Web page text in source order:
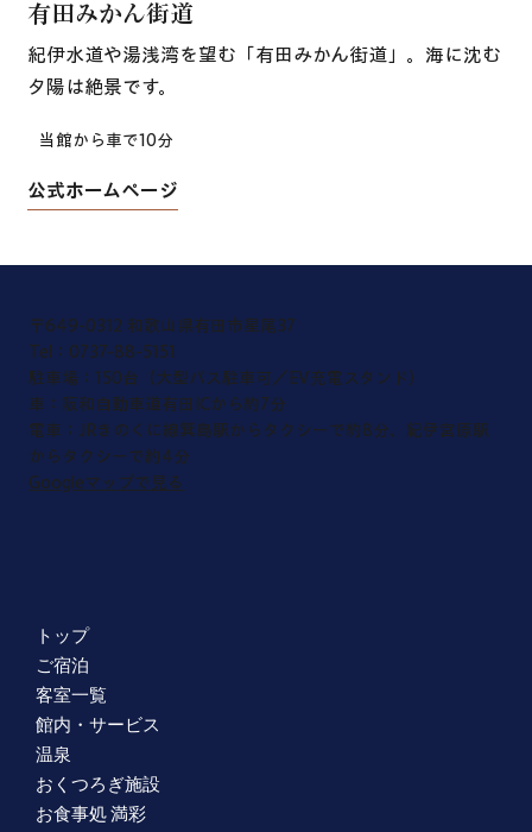
​有田みかん街道
紀伊水道や湯浅湾を望む「有田みかん街道」。海に沈む
夕陽は絶景です。
当館から車で10分
公式ホームページ
〒649-0312 和歌山県有田市星尾37
​Tel：0737-88-5151
​駐車場：150台（大型バス駐車可／EV充電スタンド）
車：阪和自動車道有田ICから約7分
電車：JRきのくに線箕島駅からタクシーで約8分、紀伊宮原駅
からタクシーで約4分
Googleマップで見る
トップ
ご宿泊
客室一覧
館内・サービス
温泉
おくつろぎ施設
お食事処 満彩